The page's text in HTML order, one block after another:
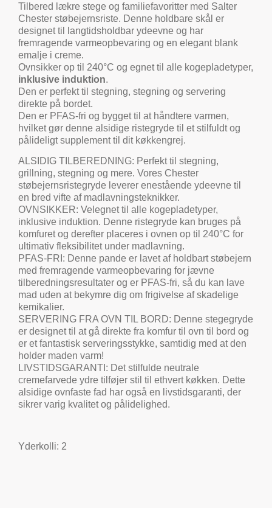
Tilbered lækre stege og familiefavoritter med Salter
Chester støbejernsriste. Denne holdbare skål er
designet til langtidsholdbar ydeevne og har
fremragende varmeopbevaring og en elegant blank
emalje i creme.
Ovnsikker op til 240°C og egnet til alle kogepladetyper,
inklusive induktion.
Den er perfekt til stegning, stegning og servering
direkte på bordet.
Den er PFAS-fri og bygget til at håndtere varmen,
hvilket gør denne alsidige ristegryde til et stilfuldt og
pålideligt supplement til dit køkkengrej.
ALSIDIG TILBEREDNING: Perfekt til stegning,
grillning, stegning og mere. Vores Chester
støbejernsristegryde leverer enestående ydeevne til
en bred vifte af madlavningsteknikker.
OVNSIKKER: Velegnet til alle kogepladetyper,
inklusive induktion. Denne ristegryde kan bruges på
komfuret og derefter placeres i ovnen op til 240°C for
ultimativ fleksibilitet under madlavning.
PFAS-FRI: Denne pande er lavet af holdbart støbejern
med fremragende varmeopbevaring for jævne
tilberedningsresultater og er PFAS-fri, så du kan lave
mad uden at bekymre dig om frigivelse af skadelige
kemikalier.
SERVERING FRA OVN TIL BORD: Denne stegegryde
er designet til at gå direkte fra komfur til ovn til bord og
er et fantastisk serveringsstykke, samtidig med at den
holder maden varm!
LIVSTIDSGARANTI: Det stilfulde neutrale
cremefarvede ydre tilføjer stil til ethvert køkken. Dette
alsidige ovnfaste fad har også en livstidsgaranti, der
sikrer varig kvalitet og pålidelighed.
Yderkolli: 2